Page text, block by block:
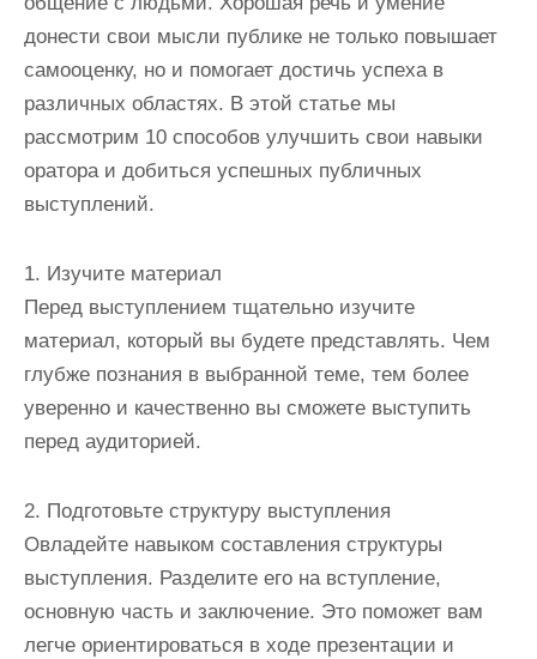
донести свои мысли публике не только повышает
самооценку, но и помогает достичь успеха в
различных областях. В этой статье мы
рассмотрим 10 способов улучшить свои навыки
оратора и добиться успешных публичных
выступлений.
1. Изучите материал
Перед выступлением тщательно изучите
материал, который вы будете представлять. Чем
глубже познания в выбранной теме, тем более
уверенно и качественно вы сможете выступить
перед аудиторией.
2. Подготовьте структуру выступления
Овладейте навыком составления структуры
выступления. Разделите его на вступление,
основную часть и заключение. Это поможет вам
легче ориентироваться в ходе презентации и